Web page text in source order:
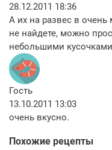
28.12.2011 18:36
А их на развес в очень
не найдете, можно
небольшими
Гость
13.10.2011 13:03
очень вкусно.
Похожие рецепты